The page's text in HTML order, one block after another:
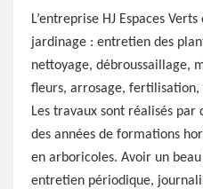
L’entreprise HJ Espaces
jardinage : entretien des
nettoyage, débroussaillage,
fleurs, arrosage,
Les travaux sont réalisés
des années de formations
en arboricoles. Avoir un
entretien périodique,